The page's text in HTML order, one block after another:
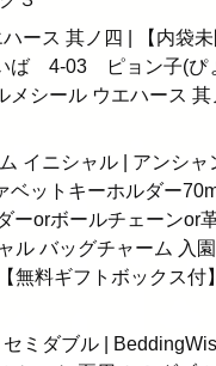
ース 其ノ四 | 【内袋
ば 4-03 ピョン子(ぴ
シール ウエハース 其
イニシャル | アンシャ
ベットキーホルダー
ーorボールチェーンor
ル バッグチャーム 入
無料ギフトボックス付
セミダブル |